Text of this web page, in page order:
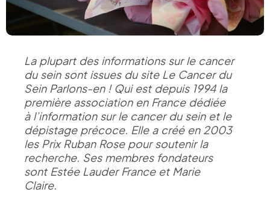
La plupart des informations sur le cancer
du sein sont issues du site Le Cancer du
Sein Parlons-en ! Qui est depuis 1994 la
première association en France dédiée
à l’information sur le cancer du sein et le
dépistage précoce. Elle a créé en 2003
les Prix Ruban Rose pour soutenir la
recherche. Ses membres fondateurs
sont Estée Lauder France et Marie
Claire.